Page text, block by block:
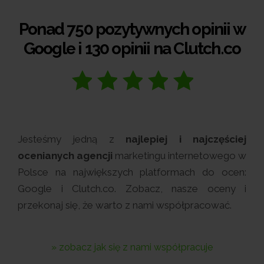
Ponad 750 pozytywnych opinii w
Google i 130 opinii na Clutch.co
Jesteśmy jedną z najlepiej i najczęściej
ocenianych agencji marketingu internetowego w
Polsce na największych platformach do ocen:
Google i Clutch.co. Zobacz, nasze oceny i
przekonaj się, że warto z nami współpracować.
» zobacz jak się z nami współpracuje